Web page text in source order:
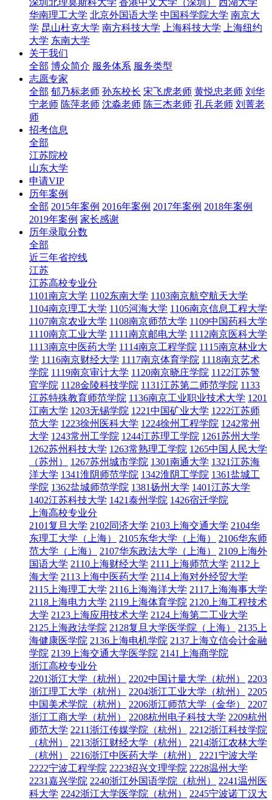
华南理工大学 北京外国语大学 中国科学院大学 南京大
学 昆山杜克大学 南方科技大学 上海科技大学
上海纽约
大学 东南大学
关于我们
全部 博众简介 服务体系 服务类型
志愿专家
全部 郁乃标老师 孙东校长 宋飞虎老师 黄悦忠老师 刘华
宁老师 陈萍老师 沈淼老师 陈三杰老师 孔兵老师 刘菁老
师
招考信息
全部
江苏院校
山东大学
申请VIP
历年案例
全部 2015年案例 2016年案例 2017年案例 2018年案例
2019年案例 家长感谢
历年录取分数
全部
近三年省控线
江苏
江苏高校专业分
1101南京大学 1102东南大学 1103南京航空航天大学
1104南京理工大学 1105河海大学 1106南京信息工程大学
1107南京农业大学 1108南京师范大学 1109中国药科大学
1110南京工业大学 1111南京邮电大学 1112南京医科大学
1113南京中医药大学 1114南京工程学院 1115南京林业大
学 1116南京财经大学 1117南京体育学院 1118南京艺术
学院 1119南京审计大学 1120南京晓庄学院 1122江苏警
官学院 1128金陵科技学院 1131江苏第二师范学院 1133
江苏特殊教育师范学院 1136南京工业职业技术大学 1201
江南大学 1203无锡学院 1221中国矿业大学 1222江苏师
范大学 1223徐州医科大学 1224徐州工程学院 1242常州
大学 1243常州工学院 1244江苏理工学院 1261苏州大学
1262苏州科技大学 1263常熟理工学院 1265中国人民大学
（苏州）
1267苏州城市学院 1301南通大学 1321江苏海
洋大学 1341淮阴师范学院 1342淮阴工学院 1361盐城工
学院 1362盐城师范学院 1381扬州大学 1401江苏大学
1402江苏科技大学 1421泰州学院 1426宿迁学院
上海高校专业分
2101复旦大学 2102同济大学 2103上海交通大学 2104华
东理工大学（上海）
2105东华大学（上海）
2106华东师
范大学（上海）
2107华东政法大学（上海）
2109上海外
国语大学 2110上海财经大学 2111上海师范大学 2112上
海大学 2113上海中医药大学 2114上海对外经贸大学
2115上海理工大学 2116上海海洋大学 2117上海海事大学
2118上海电力大学 2119上海体育学院 2120上海工程技术
大学 2123上海应用技术大学 2124上海第二工业大学
2125上海政法学院 2128复旦大学医学院（上海）
2135上
海健康医学院 2136上海电机学院 2137上海立信会计金融
学院 2139上海交通大学医学院 2141上海商学院
浙江高校专业分
2201浙江大学（杭州）
2202中国计量大学（杭州）
2203
浙江理工大学（杭州）
2204浙江工业大学（杭州）
2205
中国美术学院（杭州）
2206浙江师范大学（金华）
2207
浙江工商大学（杭州）
2208杭州电子科技大学 2209杭州
师范大学 2211浙江传媒学院（杭州）
2212浙江科技学院
（杭州）
2213浙江财经大学（杭州）
2214浙江农林大学
（杭州）
2216浙江中医药大学（杭州）
2221宁波大学
2222宁波工程学院 2223绍兴文理学院 2228温州大学
2231嘉兴学院 2240浙江外国语学院（杭州）
2241温州医
科大学 2242浙江大学医学院（杭州）
2245宁波诺丁汉大